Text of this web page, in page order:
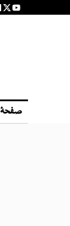
صفحۂ